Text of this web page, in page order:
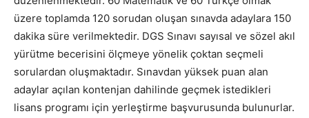
üzere toplamda 120 sorudan oluşan sınavda adaylara 150
dakika süre verilmektedir. DGS Sınavı sayısal ve sözel akıl
yürütme becerisini ölçmeye yönelik çoktan seçmeli
sorulardan oluşmaktadır. Sınavdan yüksek puan alan
adaylar açılan kontenjan dahilinde geçmek istedikleri
lisans programı için yerleştirme başvurusunda bulunurlar.